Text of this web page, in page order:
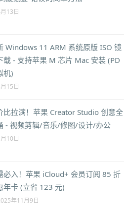
13日
Windows 11 ARM 系统原版 ISO 镜
载 - 支持苹果 M 芯片 Mac 安装 (PD
机)
15日
比拉满！苹果 Creator Studio 创意全
- 视频剪辑/音乐/修图/设计/办公
10日
必入！苹果 iCloud+ 会员订阅 85 折
年卡 (立省 123 元)
年11月9日